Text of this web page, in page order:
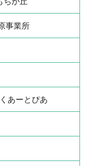
事業所
あーとぴあ